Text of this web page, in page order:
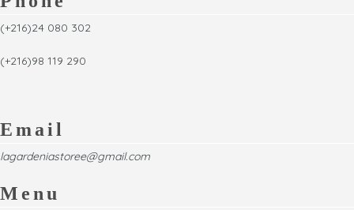
(+216)24 080 302
(+216)98 119 290
Email
lagardeniastoree@gmail.com
Menu